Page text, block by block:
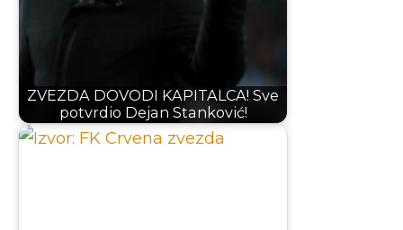
ZVEZDA DOVODI KAPITALCA! Sve
potvrdio Dejan Stanković!